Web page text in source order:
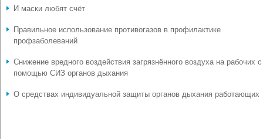
И маски любят счёт
Правильное использование противогазов в профилактике
профзаболеваний
Снижение вредного воздействия загрязнённого воздуха на рабочих с
помощью СИЗ органов дыхания
О средствах индивидуальной защиты органов дыхания работающих